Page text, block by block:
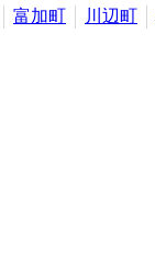
富加町 川辺町